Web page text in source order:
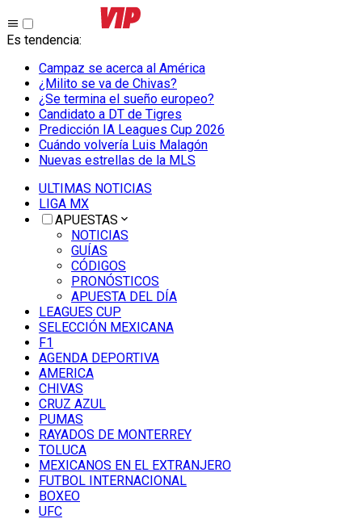
Es tendencia:
Campaz se acerca al América
¿Milito se va de Chivas?
¿Se termina el sueño europeo?
Candidato a DT de Tigres
Predicción IA Leagues Cup 2026
Cuándo volvería Luis Malagón
Nuevas estrellas de la MLS
ULTIMAS NOTICIAS
LIGA MX
APUESTAS
NOTICIAS
GUÍAS
CÓDIGOS
PRONÓSTICOS
APUESTA DEL DÍA
LEAGUES CUP
SELECCIÓN MEXICANA
F1
AGENDA DEPORTIVA
AMERICA
CHIVAS
CRUZ AZUL
PUMAS
RAYADOS DE MONTERREY
TOLUCA
MEXICANOS EN EL EXTRANJERO
FUTBOL INTERNACIONAL
BOXEO
UFC